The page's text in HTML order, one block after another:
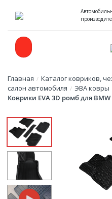
Главная / Каталог ковриков,
салон автомобиля / ЭВА ковры
Коврики EVA 3D ромб для BMW